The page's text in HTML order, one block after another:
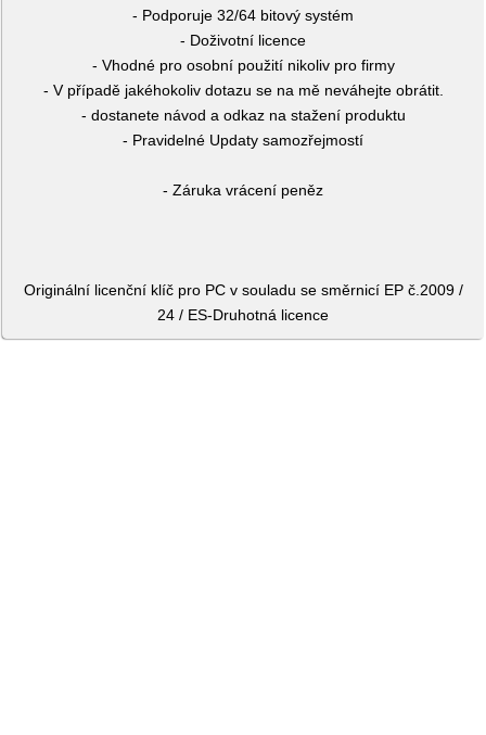
- Podporuje 32/64 bitový systém
- Doživotní licence
- Vhodné pro osobní použití nikoliv pro firmy
- V případě jakéhokoliv dotazu se na mě neváhejte obrátit.
- dostanete návod a odkaz na stažení produktu
- Pravidelné Updaty samozřejmostí
- Záruka vrácení peněz
Originální licenční klíč pro PC v souladu se směrnicí EP č.2009 /
24 / ES-Druhotná licence